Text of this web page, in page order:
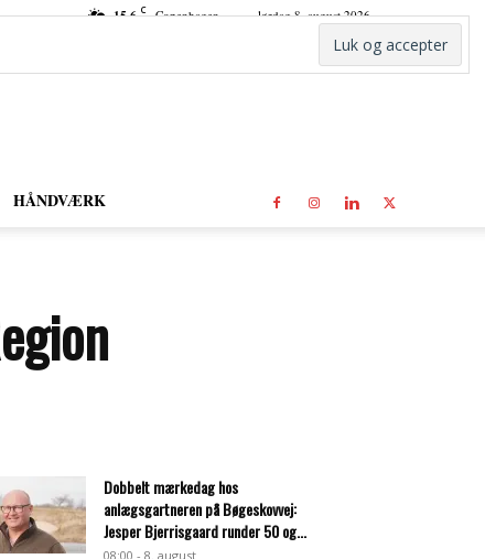
15.6 C Copenhagen lørdag 8. august 2026
HÅNDVÆRK
Dobbelt mærkedag hos
anlægsgartneren på Bøgeskovvej:
Jesper Bjerrisgaard runder 50 og...
08:00 - 8. august